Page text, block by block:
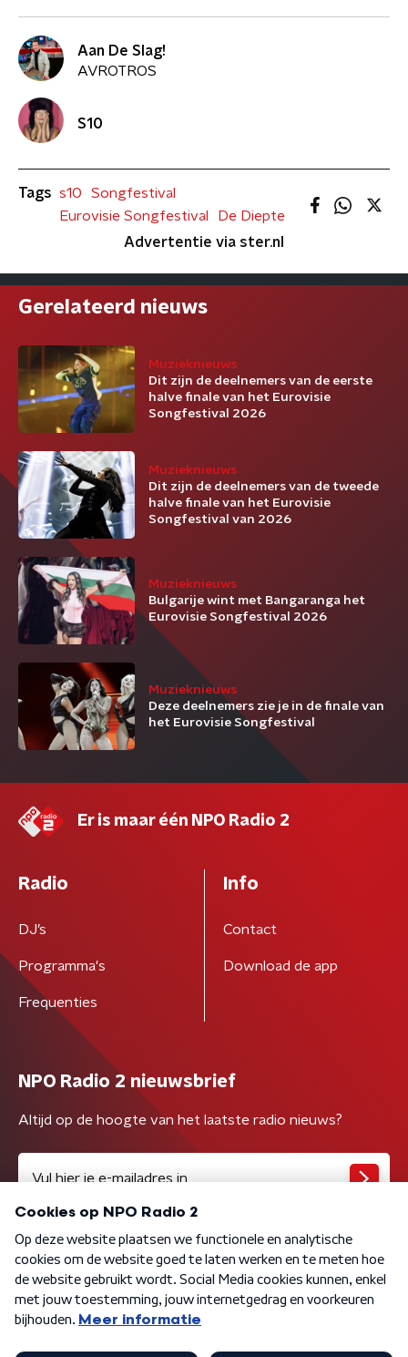
Aan De Slag!
AVROTROS
S10
Tags s10
Songfestival
Eurovisie Songfestival
De Diepte
Advertentie via ster.nl
Gerelateerd nieuws
Muzieknieuws
Dit zijn de deelnemers van de eerste
halve finale van het Eurovisie
Songfestival 2026
Muzieknieuws
Dit zijn de deelnemers van de tweede
halve finale van het Eurovisie
Songfestival van 2026
Muzieknieuws
Bulgarije wint met Bangaranga het
Eurovisie Songfestival 2026
Muzieknieuws
Deze deelnemers zie je in de finale van
het Eurovisie Songfestival
Er is maar één NPO Radio 2
Radio
DJ’s
Programma's
Frequenties
Info
Contact
Download de app
NPO Radio 2 nieuwsbrief
Altijd op de hoogte van het laatste radio nieuws?
Algemene voorwaarden